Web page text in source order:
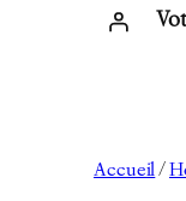
Accueil /